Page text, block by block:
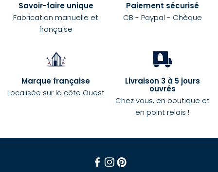
Savoir-faire unique
Fabrication manuelle et
française
Paiement sécurisé
CB - Paypal - Chèque
Marque française
Localisée sur la côte Ouest
Livraison 3 à 5 jours
ouvrés
Chez vous, en boutique et
en point relais !